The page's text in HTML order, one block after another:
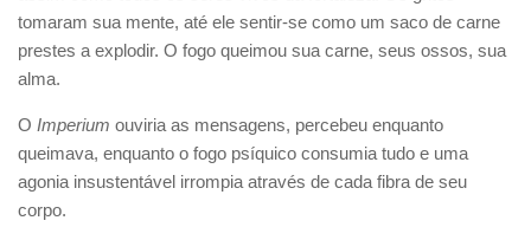
tomaram sua mente, até ele sentir-se como um saco de carne
prestes a explodir. O fogo queimou sua carne, seus ossos, sua
alma.
O Imperium ouviria as mensagens, percebeu enquanto
queimava, enquanto o fogo psíquico consumia tudo e uma
agonia insustentável irrompia através de cada fibra de seu
corpo.